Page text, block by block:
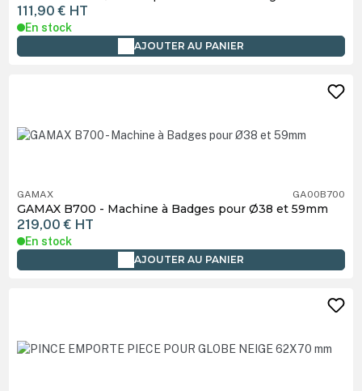
111,90 € HT
En stock
AJOUTER AU PANIER
GAMAX GA00B700
GAMAX B700 - Machine à Badges pour Ø38 et 59mm
219,00 € HT
En stock
AJOUTER AU PANIER